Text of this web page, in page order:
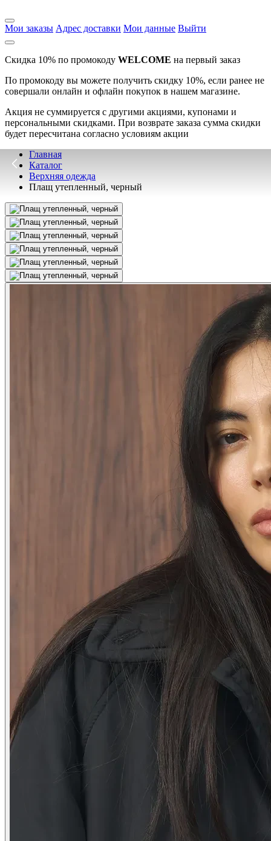
Мои заказы Адрес доставки Мои данные Выйти
Скидка 10% по промокоду WELCOME на первый заказ
По промокоду вы можете получить скидку 10%, если ранее не
совершали онлайн и офлайн покупок в нашем магазине.
Акция не суммируется с другими акциями, купонами и
персональными скидками. При возврате заказа сумма скидки
будет пересчитана согласно условиям акции
Главная
Каталог
Верхняя одежда
Плащ утепленный, черный